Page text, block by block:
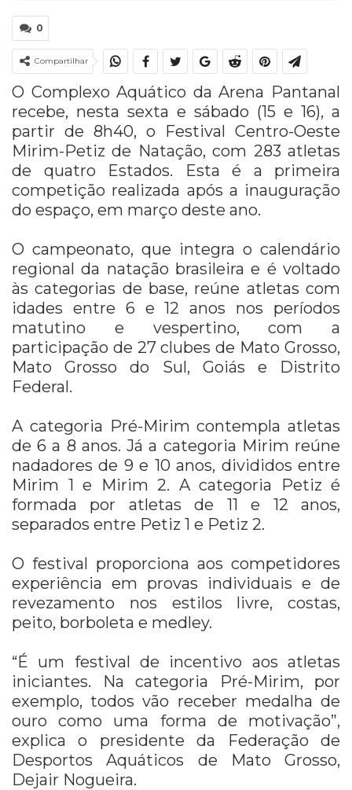
0
Compartilhar
O Complexo Aquático da Arena Pantanal
recebe, nesta sexta e sábado (15 e 16), a
partir de 8h40, o Festival Centro-Oeste
Mirim-Petiz de Natação, com 283 atletas
de quatro Estados. Esta é a primeira
competição realizada após a inauguração
do espaço, em março deste ano.
O campeonato, que integra o calendário
regional da natação brasileira e é voltado
às categorias de base, reúne atletas com
idades entre 6 e 12 anos nos períodos
matutino e vespertino, com a
participação de 27 clubes de Mato Grosso,
Mato Grosso do Sul, Goiás e Distrito
Federal.
A categoria Pré-Mirim contempla atletas
de 6 a 8 anos. Já a categoria Mirim reúne
nadadores de 9 e 10 anos, divididos entre
Mirim 1 e Mirim 2. A categoria Petiz é
formada por atletas de 11 e 12 anos,
separados entre Petiz 1 e Petiz 2.
O festival proporciona aos competidores
experiência em provas individuais e de
revezamento nos estilos livre, costas,
peito, borboleta e medley.
“É um festival de incentivo aos atletas
iniciantes. Na categoria Pré-Mirim, por
exemplo, todos vão receber medalha de
ouro como uma forma de motivação”,
explica o presidente da Federação de
Desportos Aquáticos de Mato Grosso,
Dejair Nogueira.